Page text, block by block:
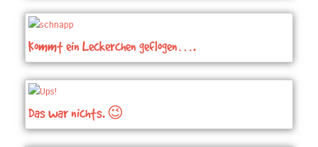
Kommt ein Leckerchen geflogen….
Das war nichts. 😉